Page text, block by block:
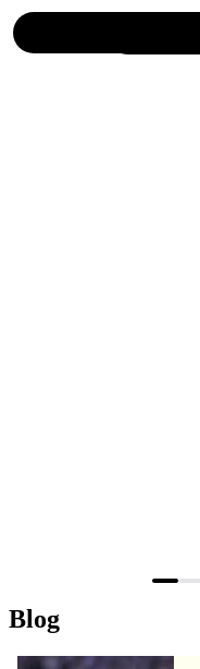
Blog